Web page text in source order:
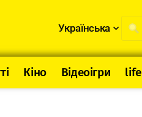
Українська
Кіно Відеоігри life